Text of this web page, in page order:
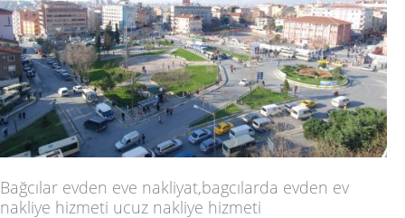
Bağcılar evden eve nakliyat,bagcılarda evden ev
nakliye hizmeti ucuz nakliye hizmeti